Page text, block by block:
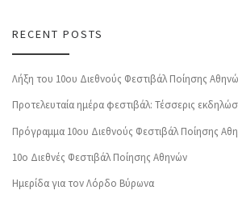
RECENT POSTS
Λήξη του 10ου Διεθνούς Φεστιβάλ Ποίησης
Προτελευταία ημέρα φεστιβάλ: Τέσσερις
Πρόγραμμα 10ου Διεθνούς Φεστιβάλ Ποίησης
10o Διεθνές Φεστιβάλ Ποίησης Αθηνών
Ημερίδα για τον Λόρδο Βύρωνα